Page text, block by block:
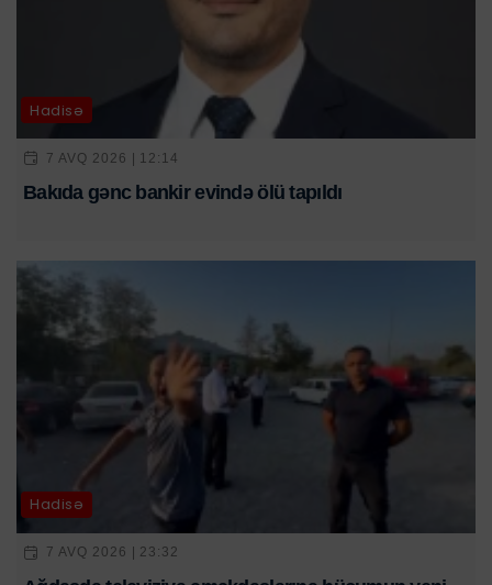
Hadisə
7 AVQ 2026 | 12:14
Bakıda gənc bankir evində ölü tapıldı
Hadisə
7 AVQ 2026 | 23:32